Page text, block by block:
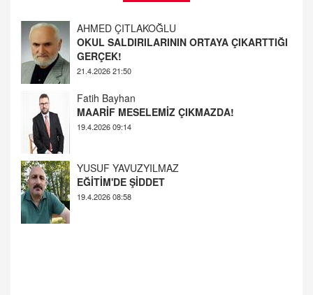
Fatih Bayhan
MAARİF MESELEMİZ ÇIKMAZDA!
19.4.2026 09:14
YUSUF YAVUZYILMAZ
EĞİTİM'DE ŞİDDET
19.4.2026 08:58
AHMED ÇITLAKOĞLU
OKUL SALDIRILARININ ORTAYA ÇIKARTTIĞI
GERÇEK!